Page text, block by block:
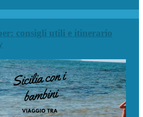
consigli utili e itinerario